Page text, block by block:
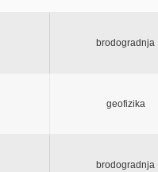
brodogradnja
geofizika
brodogradnja